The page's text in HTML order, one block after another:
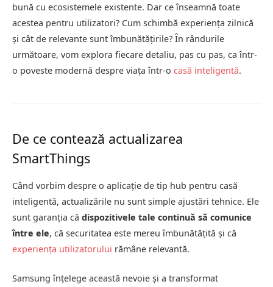
bună cu ecosistemele existente. Dar ce înseamnă toate
acestea pentru utilizatori? Cum schimbă experiența zilnică
și cât de relevante sunt îmbunătățirile? În rândurile
următoare, vom explora fiecare detaliu, pas cu pas, ca într-
o poveste modernă despre viața într-o casă inteligentă.
De ce contează actualizarea
SmartThings
Când vorbim despre o aplicație de tip hub pentru casă
inteligentă, actualizările nu sunt simple ajustări tehnice. Ele
sunt garanția că dispozitivele tale continuă să comunice
între ele, că securitatea este mereu îmbunătățită și că
experiența utilizatorului rămâne relevantă.
Samsung înțelege această nevoie și a transformat